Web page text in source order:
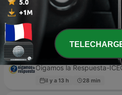
Il podcast di Piergiorgio
Vito Rodolfo Albano -
il y a 4 jours
Oigamos la Respuesta-
Oigamos la Respuesta-
il y a 13 h 28 min